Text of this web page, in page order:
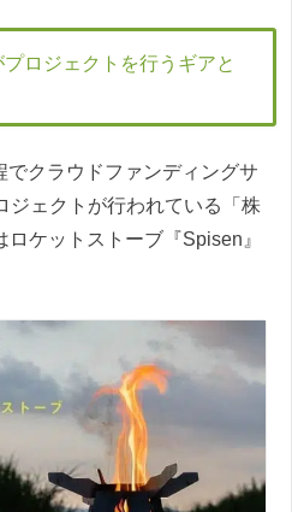
プロジェクトを行うギアと
クラウドファンディングサ
ジェクトが行われている「株
ケットストーブ『Spisen』